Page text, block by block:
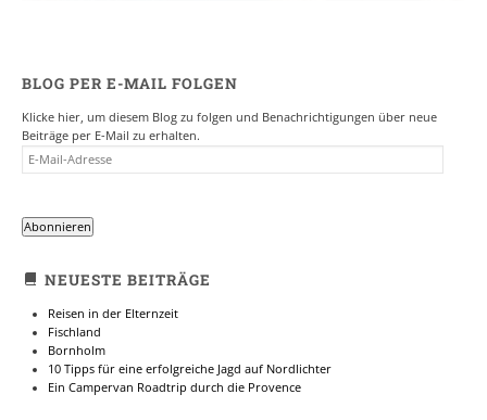
BLOG PER E-MAIL FOLGEN
Klicke hier, um diesem Blog zu folgen und Benachrichtigungen über neue
Beiträge per E-Mail zu erhalten.
E-
MAIL-
Abonnieren
NEUESTE BEITRÄGE
Reisen in der Elternzeit
Fischland
Bornholm
10 Tipps für eine erfolgreiche Jagd auf Nordlichter
Ein Campervan Roadtrip durch die Provence